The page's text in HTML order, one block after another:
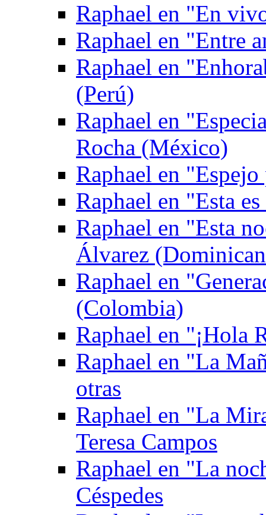
Raphael en "En
Raphael en "Entre
Raphael en
(Perú)
Raphael en
Rocha (México)
Raphael en
Raphael en "Esta
Raphael en "Esta
Álvarez
Raphael en
(Colombia)
Raphael en "¡Hola
Raphael en "La
otras
Raphael en "La
Teresa Campos
Raphael en "La
Céspedes